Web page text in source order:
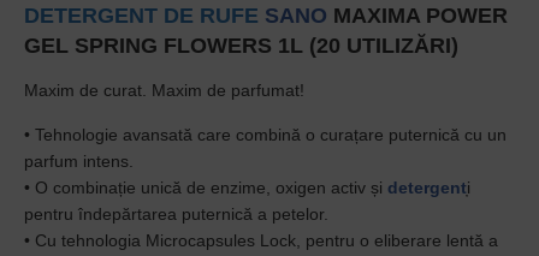
DETERGENT DE RUFE SANO MAXIMA POWER
GEL SPRING FLOWERS 1L (20 UTILIZĂRI)
Maxim de curat. Maxim de parfumat!
• Tehnologie avansată care combină o curațare puternică cu un
parfum intens.
• O combinație unică de enzime, oxigen activ și detergenți
pentru îndepărtarea puternică a petelor.
• Cu tehnologia Microcapsules Lock, pentru o eliberare lentă a